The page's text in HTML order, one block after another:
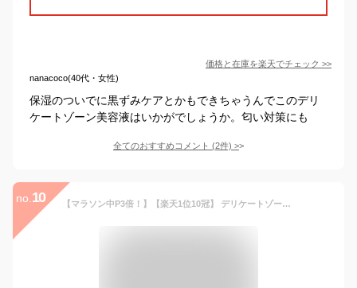
価格と在庫を楽天でチェック >>
nanacoco(40代・女性)
保湿のついでに黒ずみケアとかもできちゃうんでこのデリ
ケートゾーン美容液はいかがでしょうか。匂い対策にも
全てのおすすめコメント (2件) >
no. 10 【マラソン中P3倍！】【楽天1位10冠】 デリケートゾーン専用ソープ 150mlPH JAPAN 日本製 生理 デリケートゾーンケア 生理 サニタリー 産後 匂い かゆみ 消臭 脱毛 除毛 フェムケア VIO アミノ酸 保湿 低刺激 妊婦